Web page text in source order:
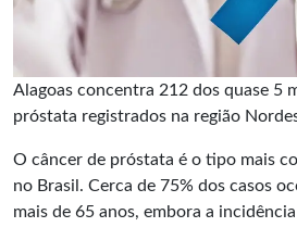
Alagoas concentra 212 dos quase 5
próstata registrados na região
O câncer de próstata é o tipo mais
no Brasil. Cerca de 75% dos casos
mais de 65 anos, embora a